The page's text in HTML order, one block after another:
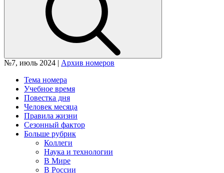
№7, июль 2024 | Архив номеров
Тема номера
Учебное время
Повестка дня
Человек месяца
Правила жизни
Сезонный фактор
Больше рубрик
Коллеги
Наука и технологии
В Мире
В России